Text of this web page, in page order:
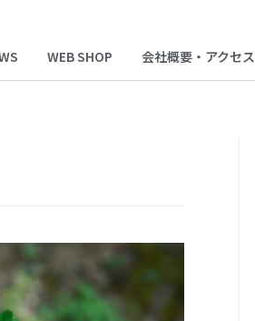
WEB SHOP 会社概要・アクセス